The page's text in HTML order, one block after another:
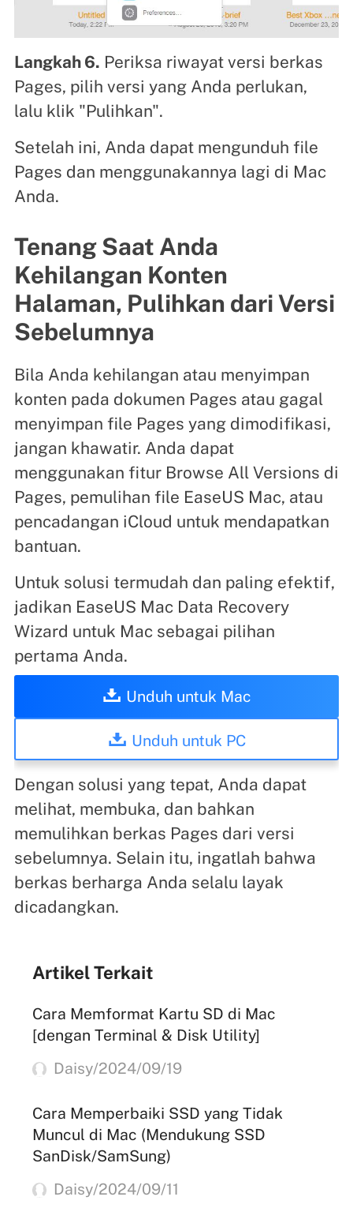
Langkah 6. Periksa riwayat versi berkas
Pages, pilih versi yang Anda perlukan,
lalu klik "Pulihkan".
Setelah ini, Anda dapat mengunduh file
Pages dan menggunakannya lagi di Mac
Anda.
Tenang Saat Anda
Kehilangan Konten
Halaman, Pulihkan dari Versi
Sebelumnya
Bila Anda kehilangan atau menyimpan
konten pada dokumen Pages atau gagal
menyimpan file Pages yang dimodifikasi,
jangan khawatir. Anda dapat
menggunakan fitur Browse All Versions di
Pages, pemulihan file EaseUS Mac, atau
pencadangan iCloud untuk mendapatkan
bantuan.
Untuk solusi termudah dan paling efektif,
jadikan EaseUS Mac Data Recovery
Wizard untuk Mac sebagai pilihan
pertama Anda.
Unduh untuk Mac
Unduh untuk PC
Dengan solusi yang tepat, Anda dapat
melihat, membuka, dan bahkan
memulihkan berkas Pages dari versi
sebelumnya. Selain itu, ingatlah bahwa
berkas berharga Anda selalu layak
dicadangkan.
Artikel Terkait
Cara Memformat Kartu SD di Mac
[dengan Terminal & Disk Utility]
Daisy/2024/09/19
Cara Memperbaiki SSD yang Tidak
Muncul di Mac (Mendukung SSD
SanDisk/SamSung)
Daisy/2024/09/11